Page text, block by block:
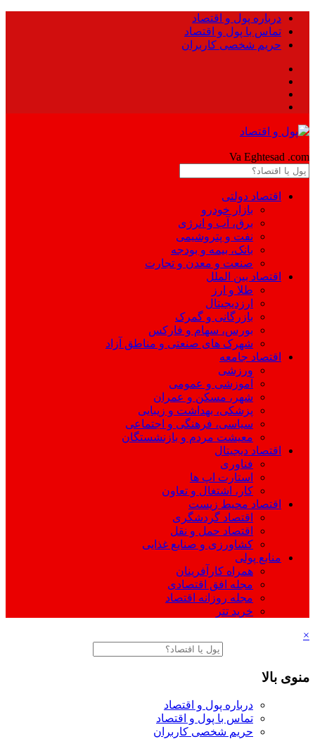
درباره پول و اقتصاد
تماس با پول و اقتصاد
حریم شخصی کاربران
Va Eghtesad .com
اقتصاد دولتی
بازار خودرو
برق، آب و انرژی
نفت و پتروشیمی
بانک، بیمه و بودجه
صنعت و معدن و تجارت
اقتصاد بین الملل
طلا و ارز
ارزدیجیتال
بازرگانی و گمرک
بورس، سهام و فارکس
شهرک های صنعتی و مناطق آزاد
اقتصاد جامعه
ورزشی
آموزشی و عمومی
شهر، مسکن و عمران
پزشکی، بهداشت و زیبایی
سیاسی، فرهنگی و اجتماعی
معیشت مردم و بازنشستگان
اقتصاد دیجیتال
فناوری
استارت اپ ها
کار، اشتغال و تعاون
اقتصاد محیط زیست
اقتصاد گردشگری
اقتصاد حمل و نقل
کشاورزی و صنایع غذایی
منابع پولی
همراه کارآفرینان
مجله افق اقتصادی
مجله روزانه اقتصاد
خرید تتر
×
منوی بالا
درباره پول و اقتصاد
تماس با پول و اقتصاد
حریم شخصی کاربران